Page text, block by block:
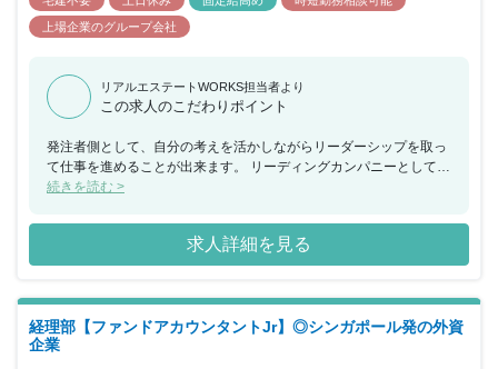
上場企業のグループ会社
リアルエステートWORKS担当者より
この求人のこだわりポイント
発注者側として、自分の考えを活かしながらリーダーシップを取っ
て仕事を進めることが出来ます。 リーディングカンパニーとして、
知識や経験を活かしながら新たな価値を生み出せるやりがいのある
続きを読む >
求人詳細を見る
経理部【ファンドアカウンタントJr】◎シンガポール発の外資
企業